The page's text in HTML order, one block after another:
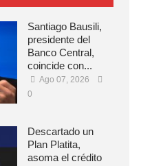
Santiago Bausili,
presidente del
Banco Central,
coincide con...
Ago 07, 2026
0
Descartado un
Plan Platita,
asoma el crédito